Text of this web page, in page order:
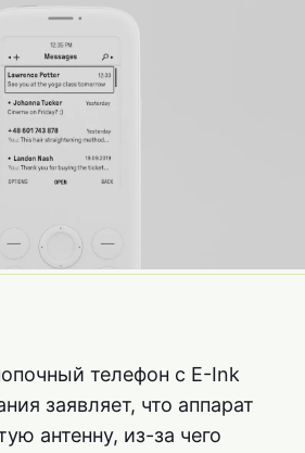
телефон с E-Ink
заявляет, что аппарат
антенну, из-за чего